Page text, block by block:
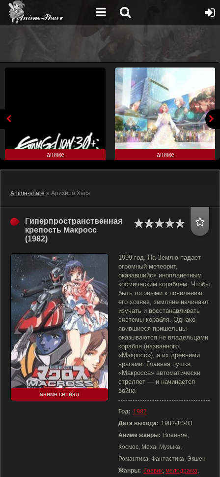
аниме аниме
Anime-share » Арихиро Хасэ
Гиперпространственная
крепость Макросс
(1982)
аниме сериал
1999 год. На Землю падает
огромный метеорит,
оказавшийся инопланетным
космическим кораблем. Чтобы
быть готовыми к появлению
его хозяев, земляне начинают
изучать и восстанавливать
системы корабля. Однако
явившиеся пришельцы
оказываются не владельцами
корабля (названного
«Макросс»), а их древними
врагами. Главная пушка
«Макросса» автоматически
стреляет — и начинается
война
Год: 1982
Дата выхода: 1982-10-03
Аниме жанры: Военное,
Космос, Меха, Музыка,
Романтика, Фантастика, Экшен
Жанры: боевик, мелодрама,